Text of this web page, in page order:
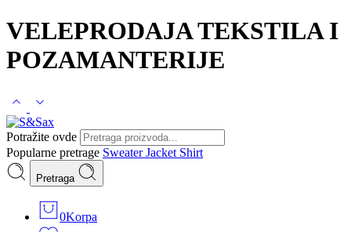
VELEPRODAJA TEKSTILA I
POZAMANTERIJE
Potražite ovde
Popularne pretrage SweaterJacket Shirt
Pretraga
0Korpa